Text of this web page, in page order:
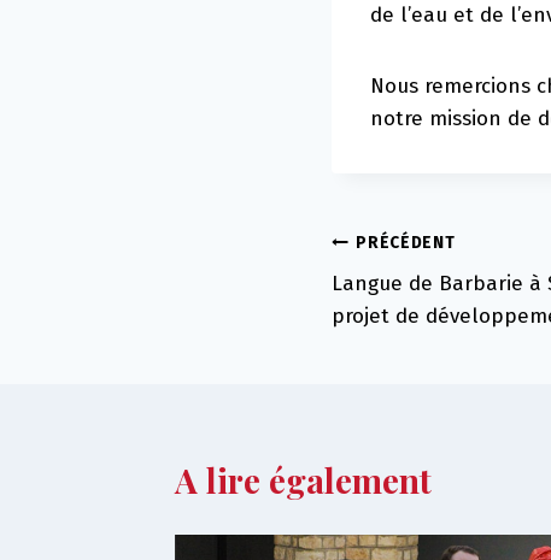
de l’eau et de
Nous remercions
notre mission de
Navigation
de
PRÉCÉDENT
Langue de Barbarie à
projet de
A lire également